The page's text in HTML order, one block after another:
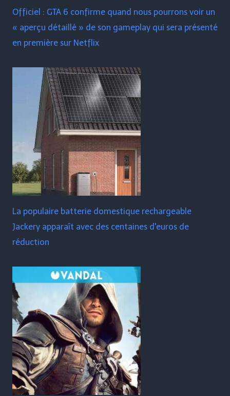
Officiel : GTA 6 confirme quand nous pourrons voir un
« aperçu détaillé » de son gameplay qui sera présenté
en première sur Netflix
La populaire batterie domestique rechargeable
Jackery apparaît avec des centaines d'euros de
réduction